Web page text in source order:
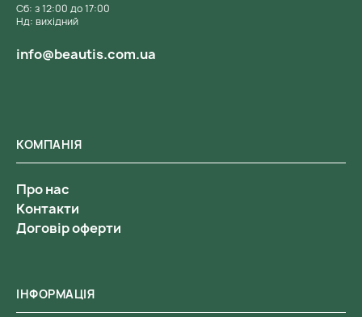
ІНФОРМАЦІЯ
КОМПАНІЯ
Про нас
Контакти
Договір оферти
Сб: з 12:00 до 17:00
Нд: вихідний
info@beautis.com.ua